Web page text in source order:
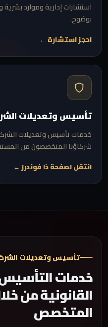
استشارات إدارية وموارد
بوضوح.
احجز استشارة ←
تأسيس وتعديلات
خدمات تأسيس وتعديلات
شركاؤنا المتخصصون من
انتقل لصفحة ذا فوندرز ←
تأسيس وتعديلات
خدمات
القانونية من
المتخصص